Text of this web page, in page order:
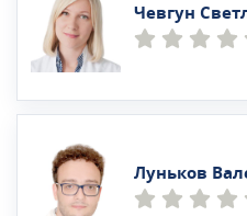
Чевгун
Луньков